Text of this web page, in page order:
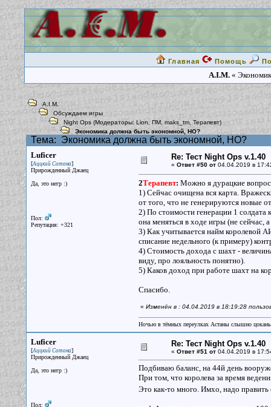
Главная Помощь
A.I.M. «
A.I.M.
Обсуждаем игры
Night Ops (Модераторы: Lion, ПМ, maks_tm, Терапевт)
Экономика должна быть экономной, НО?
Тема: Экономика должна быть экономной, НО?
Luficer
[Аццкий Сотона]
Прирожденный Джаец
Да, это негр :)
Пол:
Репутация: +321
Re: Тест Night Ops v.1.40
« Ответ #50 от04.04.2019 в
2Терапевт: Можно я дурацкие
1) Сейчас очищена вся карта.
от того, что не генерируются новые
2) По стоимости генерации 1 солдата
она меняться в ходе игры (не
3) Как учитывается найм королевой
списание недельного (к примеру)
4) Стоимость дохода с шахт -
виду, про лояльность понятно).
5) Каков доход при работе шахт на
Спасибо.
« Изменён в : 04.04.2019 в 18:19:28
Ночью в тёмных переулках Астаны слышно
Luficer
[Аццкий Сотона]
Прирожденный Джаец
Да, это негр :)
Пол:
Re: Тест Night Ops v.1.40
« Ответ #51 от04.04.2019 в
Подбиваю баланс, на 44й день
При том, что королева за время
Это как-то много. Имхо, надо